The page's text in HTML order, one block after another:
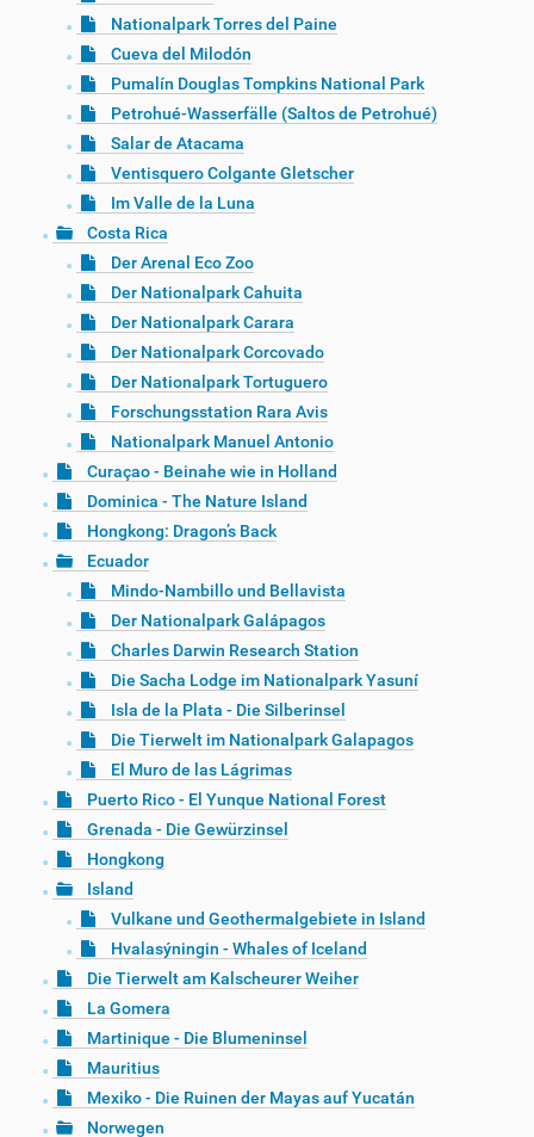
Nationalpark Torres del Paine
Cueva del Milodón
Pumalín Douglas Tompkins National Park
Petrohué-Wasserfälle (Saltos de Petrohué)
Salar de Atacama
Ventisquero Colgante Gletscher
Im Valle de la Luna
Costa Rica
Der Arenal Eco Zoo
Der Nationalpark Cahuita
Der Nationalpark Carara
Der Nationalpark Corcovado
Der Nationalpark Tortuguero
Forschungsstation Rara Avis
Nationalpark Manuel Antonio
Curaçao - Beinahe wie in Holland
Dominica - The Nature Island
Hongkong: Dragon’s Back
Ecuador
Mindo-Nambillo und Bellavista
Der Nationalpark Galápagos
Charles Darwin Research Station
Die Sacha Lodge im Nationalpark Yasuní
Isla de la Plata - Die Silberinsel
Die Tierwelt im Nationalpark Galapagos
El Muro de las Lágrimas
Puerto Rico - El Yunque National Forest
Grenada - Die Gewürzinsel
Hongkong
Island
Vulkane und Geothermalgebiete in Island
Hvalasýningin - Whales of Iceland
Die Tierwelt am Kalscheurer Weiher
La Gomera
Martinique - Die Blumeninsel
Mauritius
Mexiko - Die Ruinen der Mayas auf Yucatán
Norwegen